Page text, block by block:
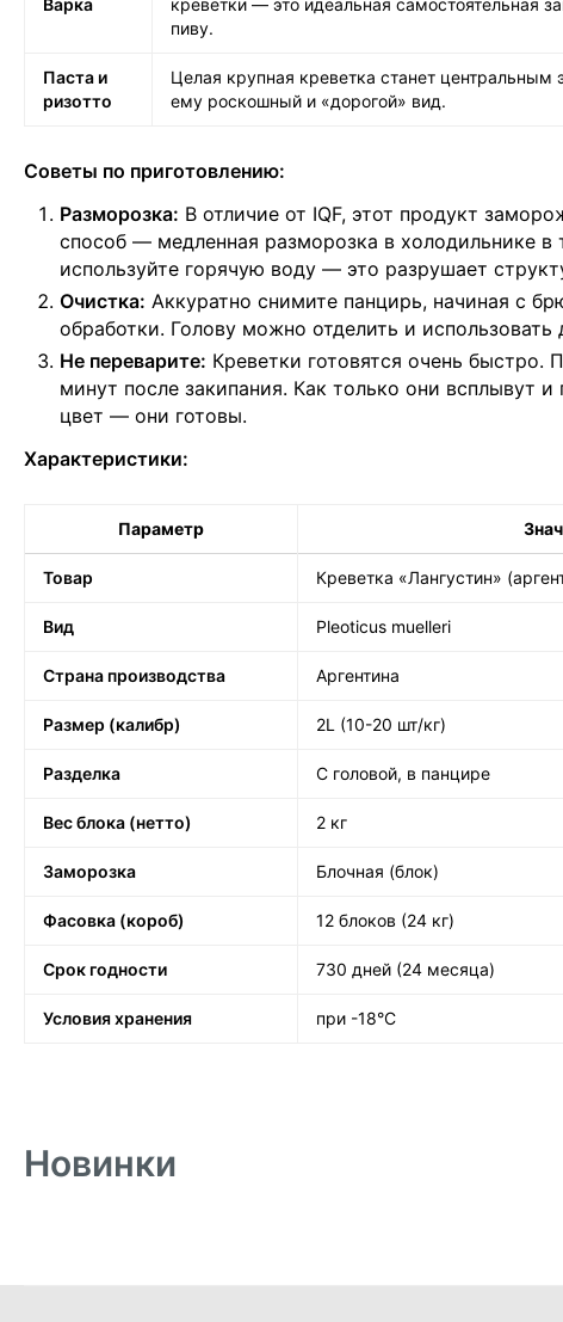
Варка
креветки — это идеальная самостоятельная
пиву.
Паста и
ризотто
Целая крупная креветка станет
ему роскошный и «дорогой» вид.
Советы по приготовлению:
Разморозка: В отличие от IQF, этот продукт
способ — медленная разморозка в холодильнике в
используйте горячую воду — это разрушает
Очистка: Аккуратно снимите панцирь, начиная с
обработки. Голову можно отделить и использовать
Не переварите: Креветки готовятся очень быстро.
минут после закипания. Как только они всплывут
цвет — они готовы.
Характеристики:
Параметр
Товар Креветка «Лангустин»
Вид Pleoticus muelleri
Страна производства Аргентина
Размер (калибр) 2L (10-20 шт/кг)
Разделка С головой, в панцире
Вес блока (нетто) 2 кг
Заморозка Блочная (блок)
Фасовка (короб) 12 блоков (24 кг)
Срок годности 730 дней (24 месяца)
Условия хранения при -18°C
Новинки